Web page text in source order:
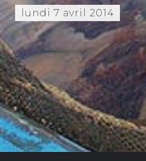
lundi 7 avril 2014